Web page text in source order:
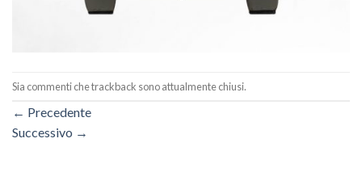
Sia commenti che trackback sono attualmente chiusi.
← Precedente
Successivo →